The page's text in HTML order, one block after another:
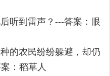
听到雷声？---答案：眼
的农民纷纷躲避，却仍
：稻草人